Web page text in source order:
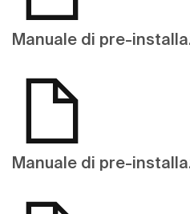
Manuale di pre-
Manuale di pre-